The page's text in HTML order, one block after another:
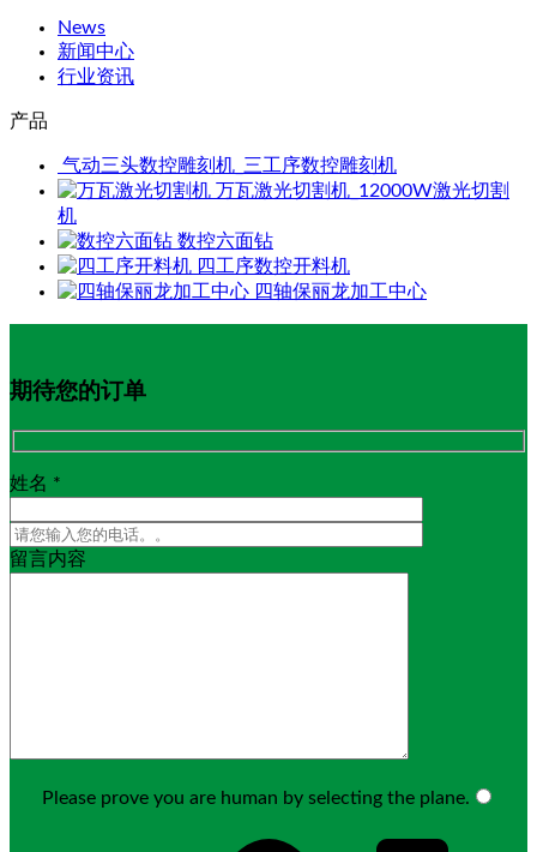
News
新闻中心
行业资讯
产品
气动三头数控雕刻机_三工序数控雕刻机
万瓦激光切割机_12000W激光切割
机
数控六面钻
四工序数控开料机
四轴保丽龙加工中心
期待您的订单
姓名 *
留言内容
Please prove you are human by selecting the plane.